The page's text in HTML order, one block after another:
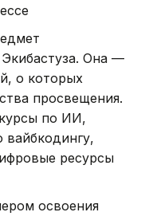
Она —
о которых
просвещения.
по ИИ,
вайбкодингу,
ресурсы
освоения